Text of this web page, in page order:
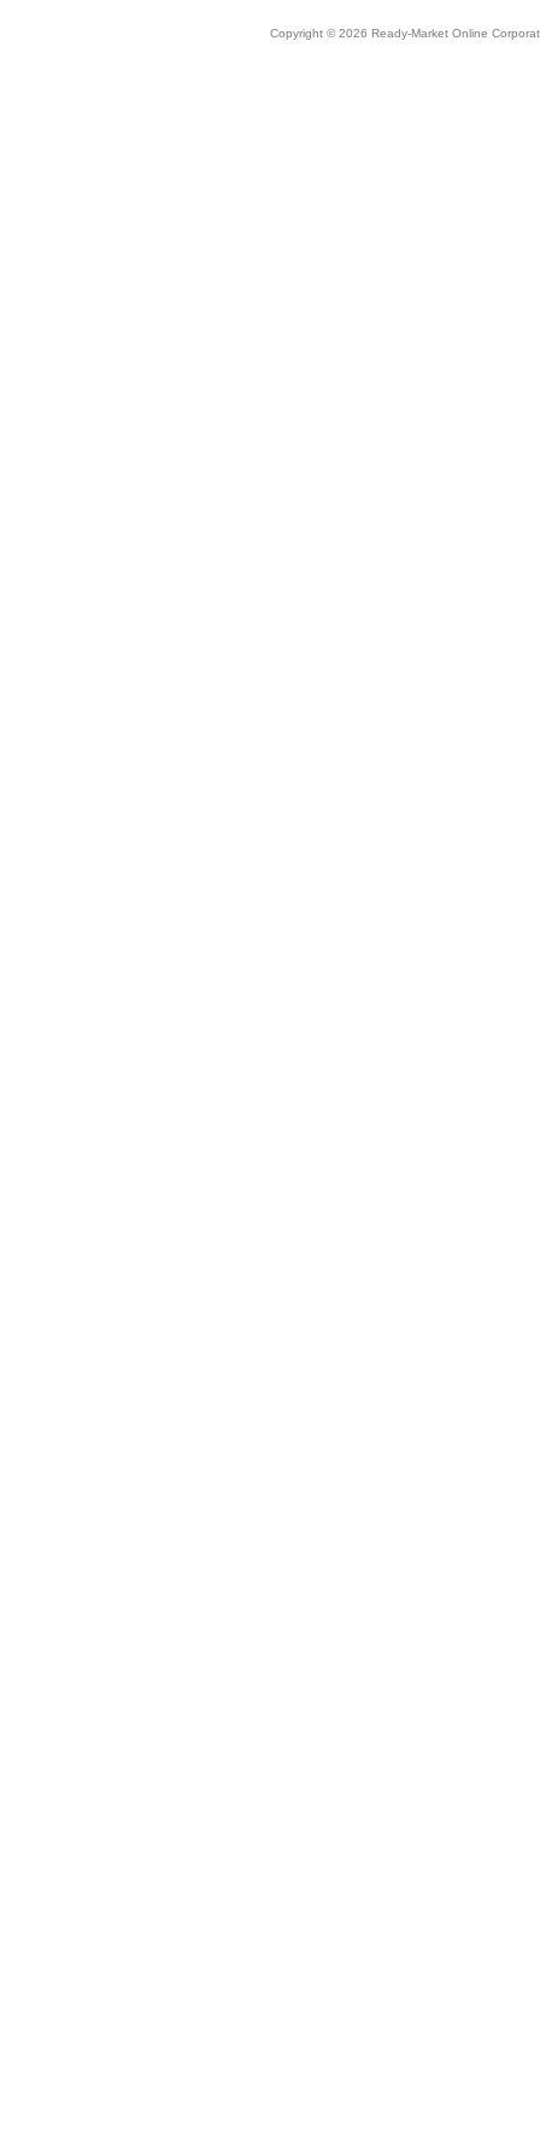
Copyright © 2026 Ready-Market Online